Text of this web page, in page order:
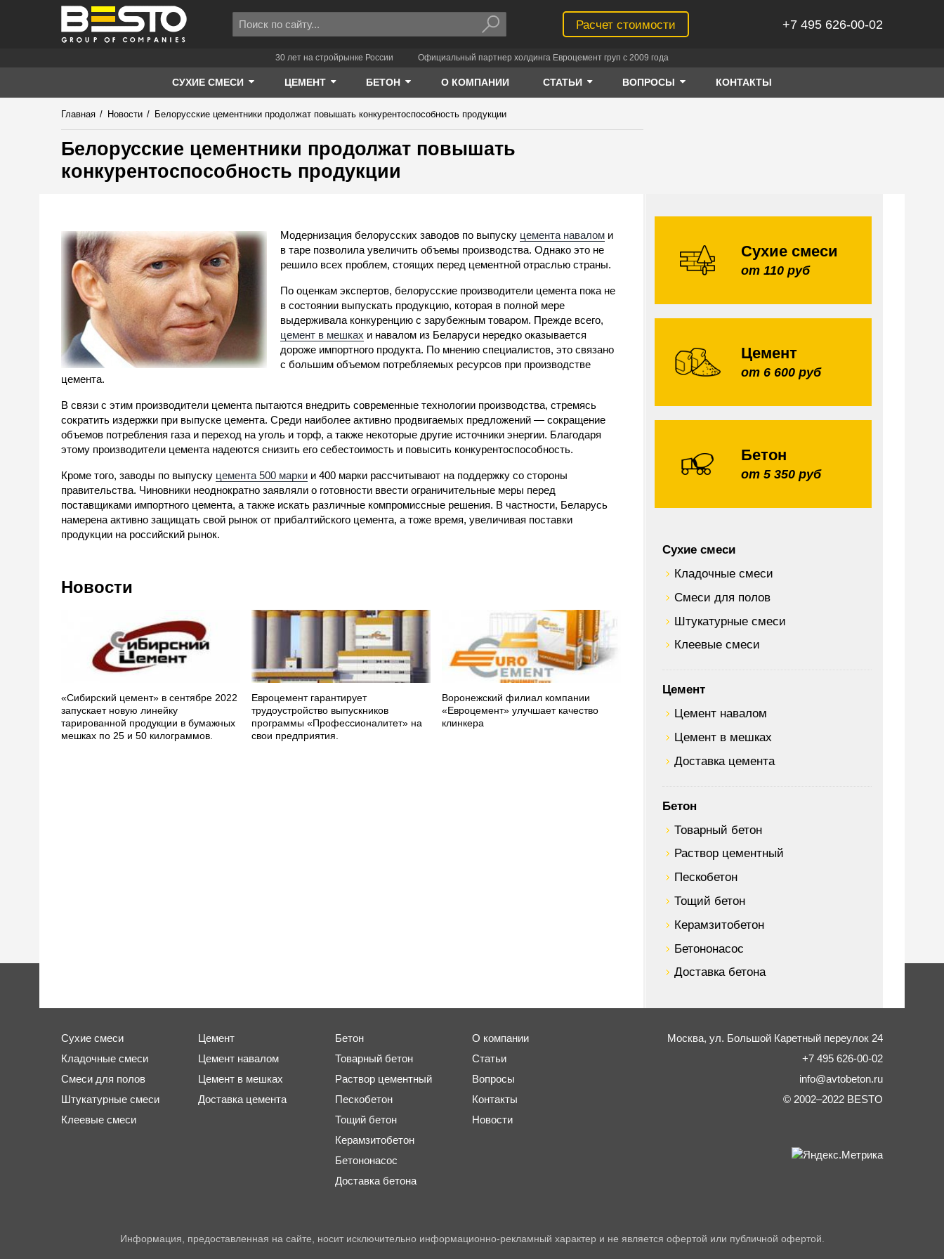
Расчет стоимости +7 495 626-00-02
30 лет на стройрынке России Официальный партнер холдинга Евроцемент груп с 2009 года
СУХИЕ СМЕСИ ЦЕМЕНТ БЕТОН О КОМПАНИИ СТАТЬИ ВОПРОСЫ КОНТАКТЫ
Главная / Новости / Белорусские цементники продолжат повышать конкурентоспособность продукции
Белорусские цементники продолжат повышать
конкурентоспособность продукции
Модернизация белорусских заводов по выпуску цемента навалом и
в таре позволила увеличить объемы производства. Однако это не
решило всех проблем, стоящих перед цементной отраслью страны.
По оценкам экспертов, белорусские производители цемента пока не
в состоянии выпускать продукцию, которая в полной мере
выдерживала конкуренцию с зарубежным товаром. Прежде всего,
цемент в мешках и навалом из Беларуси нередко оказывается
дороже импортного продукта. По мнению специалистов, это связано
с большим объемом потребляемых ресурсов при производстве
цемента.
В связи с этим производители цемента пытаются внедрить современные технологии производства, стремясь
сократить издержки при выпуске цемента. Среди наиболее активно продвигаемых предложений — сокращение
объемов потребления газа и переход на уголь и торф, а также некоторые другие источники энергии. Благодаря
этому производители цемента надеются снизить его себестоимость и повысить конкурентоспособность.
Кроме того, заводы по выпуску цемента 500 марки и 400 марки рассчитывают на поддержку со стороны
правительства. Чиновники неоднократно заявляли о готовности ввести ограничительные меры перед
поставщиками импортного цемента, а также искать различные компромиссные решения. В частности, Беларусь
намерена активно защищать свой рынок от прибалтийского цемента, а тоже время, увеличивая поставки
продукции на российский рынок.
Новости
«Сибирский цемент» в сентябре 2022
запускает новую линейку
тарированной продукции в бумажных
мешках по 25 и 50 килограммов.
Евроцемент гарантирует
трудоустройство выпускников
программы «Профессионалитет» на
свои предприятия.
Воронежский филиал компании
«Евроцемент» улучшает качество
клинкера
Сухие смеси
от 110 руб
Цемент
от 6 600 руб
Бетон
от 5 350 руб
Сухие смеси
Кладочные смеси
Смеси для полов
Штукатурные смеси
Клеевые смеси
Цемент
Цемент навалом
Цемент в мешках
Доставка цемента
Бетон
Товарный бетон
Раствор цементный
Пескобетон
Тощий бетон
Керамзитобетон
Бетононасос
Доставка бетона
Сухие смеси
Кладочные смеси
Смеси для полов
Штукатурные смеси
Клеевые смеси
Цемент
Цемент навалом
Цемент в мешках
Доставка цемента
Бетон
Товарный бетон
Раствор цементный
Пескобетон
Тощий бетон
Керамзитобетон
Бетононасос
Доставка бетона
О компании
Статьи
Вопросы
Контакты
Новости
Москва, ул. Большой Каретный переулок 24
+7 495 626-00-02
info@avtobeton.ru
© 2002–2022 BESTO
Информация, предоставленная на сайте, носит исключительно информационно-рекламный характер и не является офертой или публичной офертой.